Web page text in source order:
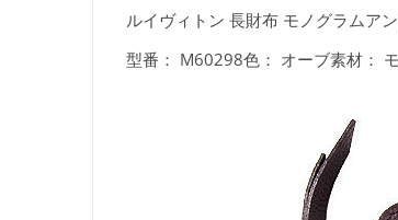
ルイヴィトン 長財布 モノグラムア
型番： M60298色： オーブ素材：